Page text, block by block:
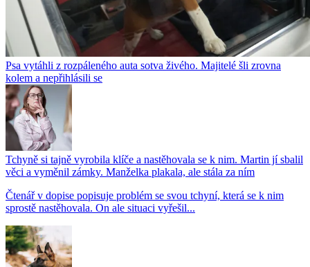
Psa vytáhli z rozpáleného auta sotva živého. Majitelé šli zrovna
kolem a nepřihlásili se
Tchyně si tajně vyrobila klíče a nastěhovala se k nim. Martin jí sbalil
věci a vyměnil zámky. Manželka plakala, ale stála za ním
Čtenář v dopise popisuje problém se svou tchyní, která se k nim
sprostě nastěhovala. On ale situaci vyřešil...